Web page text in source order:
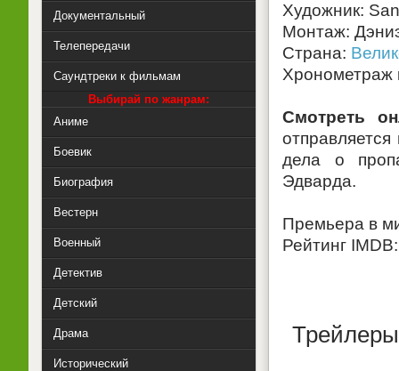
Художник:
Монтаж:
Страна:
Хронометраж
Смотреть
дела о
Эдварда.
Премьера в
Рейтинг
Документальный
Телепередачи
Саундтреки к фильмам
Выбирай по жанрам:
Аниме
Боевик
Биография
Вестерн
Военный
Детектив
Детский
Драма
Исторический